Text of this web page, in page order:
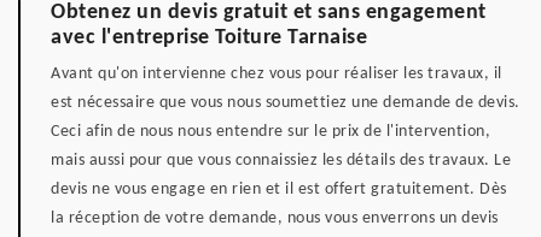
Obtenez un devis gratuit et sans engagement
avec l'entreprise Toiture Tarnaise
Avant qu'on intervienne chez vous pour réaliser les travaux, il
est nécessaire que vous nous soumettiez une demande de devis.
Ceci afin de nous nous entendre sur le prix de l'intervention,
mais aussi pour que vous connaissiez les détails des travaux. Le
devis ne vous engage en rien et il est offert gratuitement. Dès
la réception de votre demande, nous vous enverrons un devis